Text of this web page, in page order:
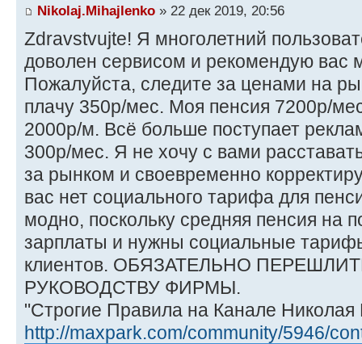
Nikolaj.Mihajlenko » 22 дек 2019, 20:56
Zdravstvujte! Я многолетний
доволен сервисом и рекомендую вас
Пожалуйста, следите за ценами на
плачу 350р/мес. Моя пенсия 7200р/
2000р/м. Всё больше поступает
300р/мес. Я не хочу с вами
за рынком и своевременно
вас нет социального тарифа для
модно, поскольку средняя пенсия на
зарплаты и нужны социальные
клиентов. ОБЯЗАТЕЛЬНО
РУКОВОДСТВУ ФИРМЫ.
"Строгие Правила на Канале
http://maxpark.com/community/5946/